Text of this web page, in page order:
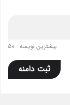
بیشترین نویسه : 50
ثبت دامنه